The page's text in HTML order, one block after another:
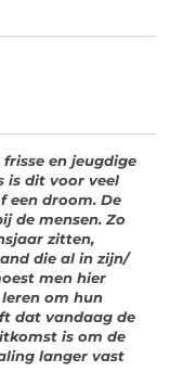
en jeugdige
is dit voor veel
een droom. De
de mensen. Zo
zitten,
die al in zijn/
men hier
om hun
dat vandaag de
is om de
langer vast